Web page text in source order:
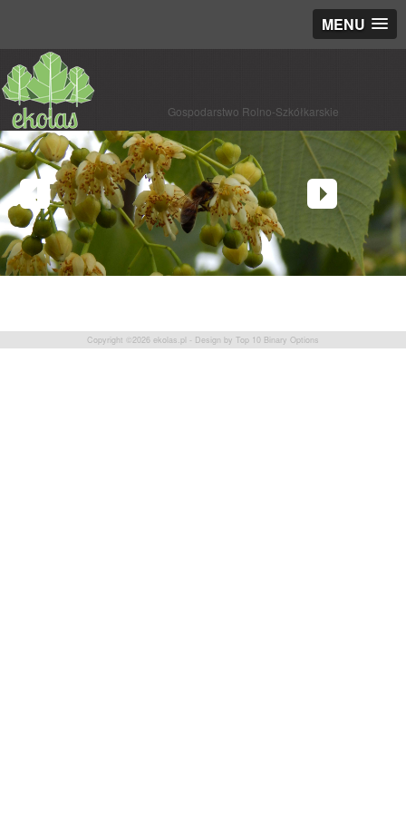
MENU
Gospodarstwo Rolno-Szkółkarskie
Copyright ©2026 ekolas.pl - Design by Top 10 Binary Options